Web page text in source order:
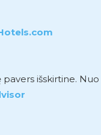
išskirtine. Nuo